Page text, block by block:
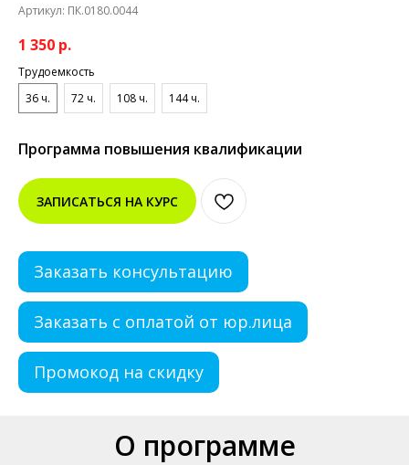
Артикул: ПК.0180.0044
1 350 р.
Трудоемкость
36 ч.
72 ч. 108 ч. 144 ч.
Программа повышения квалификации
ЗАПИСАТЬСЯ НА КУРС
Заказать консультацию
Заказать с оплатой от юр.лица
Промокод на скидку
О программе